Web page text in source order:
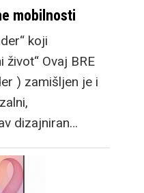
mobilnosti
koji
život“ Ovaj BRE
) zamišljen je i
dizajniran…